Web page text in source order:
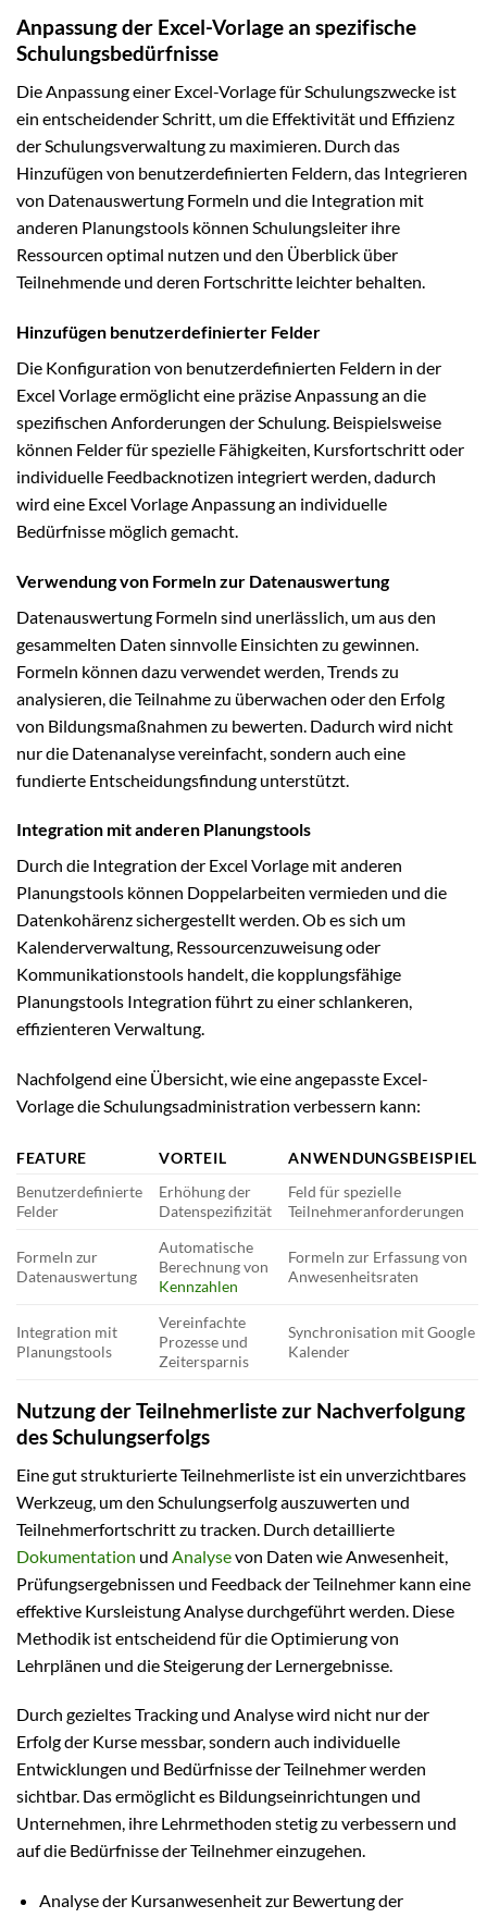
Anpassung der Excel-Vorlage an spezifische
Schulungsbedürfnisse
Die Anpassung einer Excel-Vorlage für Schulungszwecke ist
ein entscheidender Schritt, um die Effektivität und Effizienz
der Schulungsverwaltung zu maximieren. Durch das
Hinzufügen von benutzerdefinierten Feldern, das Integrieren
von Datenauswertung Formeln und die Integration mit
anderen Planungstools können Schulungsleiter ihre
Ressourcen optimal nutzen und den Überblick über
Teilnehmende und deren Fortschritte leichter behalten.
Hinzufügen benutzerdefinierter Felder
Die Konfiguration von benutzerdefinierten Feldern in der
Excel Vorlage ermöglicht eine präzise Anpassung an die
spezifischen Anforderungen der Schulung. Beispielsweise
können Felder für spezielle Fähigkeiten, Kursfortschritt oder
individuelle Feedbacknotizen integriert werden, dadurch
wird eine Excel Vorlage Anpassung an individuelle
Bedürfnisse möglich gemacht.
Verwendung von Formeln zur Datenauswertung
Datenauswertung Formeln sind unerlässlich, um aus den
gesammelten Daten sinnvolle Einsichten zu gewinnen.
Formeln können dazu verwendet werden, Trends zu
analysieren, die Teilnahme zu überwachen oder den Erfolg
von Bildungsmaßnahmen zu bewerten. Dadurch wird nicht
nur die Datenanalyse vereinfacht, sondern auch eine
fundierte Entscheidungsfindung unterstützt.
Integration mit anderen Planungstools
Durch die Integration der Excel Vorlage mit anderen
Planungstools können Doppelarbeiten vermieden und die
Datenkohärenz sichergestellt werden. Ob es sich um
Kalenderverwaltung, Ressourcenzuweisung oder
Kommunikationstools handelt, die kopplungsfähige
Planungstools Integration führt zu einer schlankeren,
effizienteren Verwaltung.
Nachfolgend eine Übersicht, wie eine angepasste Excel-
Vorlage die Schulungsadministration verbessern kann:
FEATURE VORTEIL
ANWENDUNGSBEISPIEL
Benutzerdefinierte
Felder
Erhöhung der
Datenspezifizität
Feld für spezielle
Teilnehmeranforderungen
Formeln zur
Datenauswertung
Automatische
Berechnung von
Kennzahlen
Formeln zur Erfassung von
Anwesenheitsraten
Integration mit
Planungstools
Vereinfachte
Prozesse und
Zeitersparnis
Synchronisation mit Google
Kalender
Nutzung der Teilnehmerliste zur Nachverfolgung
des Schulungserfolgs
Eine gut strukturierte Teilnehmerliste ist ein unverzichtbares
Werkzeug, um den Schulungserfolg auszuwerten und
Teilnehmerfortschritt zu tracken. Durch detaillierte
Dokumentation und Analysevon Daten wie Anwesenheit,
Prüfungsergebnissen und Feedback der Teilnehmer kann eine
effektive Kursleistung Analyse durchgeführt werden. Diese
Methodik ist entscheidend für die Optimierung von
Lehrplänen und die Steigerung der Lernergebnisse.
Durch gezieltes Tracking und Analyse wird nicht nur der
Erfolg der Kurse messbar, sondern auch individuelle
Entwicklungen und Bedürfnisse der Teilnehmer werden
sichtbar. Das ermöglicht es Bildungseinrichtungen und
Unternehmen, ihre Lehrmethoden stetig zu verbessern und
auf die Bedürfnisse der Teilnehmer einzugehen.
Analyse der Kursanwesenheit zur Bewertung der